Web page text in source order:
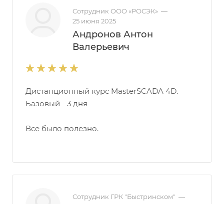
Сотрудник ООО «РОСЭК» —
25 июня 2025
Андронов Антон
Валерьевич
Дистанционный курс MasterSCADA 4D.
Базовый - 3 дня
Все было полезно.
Сотрудник ГРК "Быстринском" —